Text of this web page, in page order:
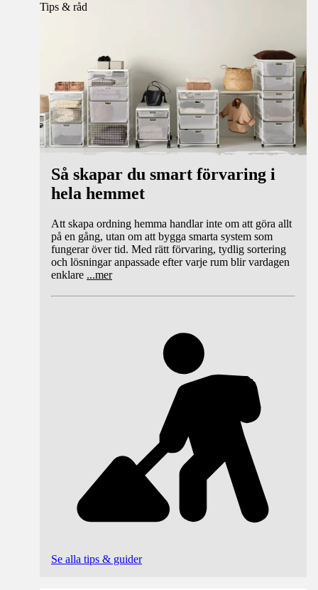
Tips & råd
Så skapar du smart förvaring i
hela hemmet
Att skapa ordning hemma handlar inte om att göra allt
på en gång, utan om att bygga smarta system som
fungerar över tid. Med rätt förvaring, tydlig sortering
och lösningar anpassade efter varje rum blir vardagen
enklare ...mer
Se alla tips & guider